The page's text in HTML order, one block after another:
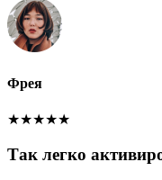
Фрея
★★★★★
Так легко